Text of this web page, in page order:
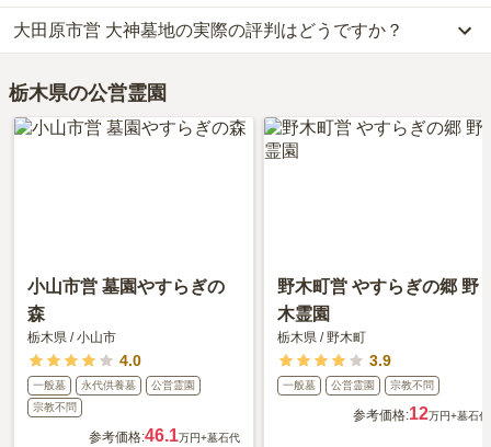
いただけます。
なお、大田原市営 大神墓地がある栃木県の相場は、一般墓が約29
万円（墓石代別途）です。
お墓は、価格が高いものがよい、安いものが悪い、という訳ではあ
りません。大切なのは、ご家族が心から納得し、安心してお参りで
きる場所を選ぶことです。
公共交通機関の場合、JR東北本線「野崎」から車で16分です。
車の場合、東北自動車道「矢板インター」から車で約20分です。
詳しいルートや地図は、本ページの「地図・交通アクセス」欄をご
確認ください。
大田原市営 大神墓地の実際の評判はどうですか？
大田原市営 大神墓地の口コミはまだ投稿されておりません。
口コミはあくまで一つの目安です。資料請求や現地見学を通して、
ご自身の目で雰囲気を確認してみることをおすすめします。
栃木県の公営霊園
小山市営 墓園やすらぎの
森
栃木県 /小山市
4.0
一般墓 永代供養墓
公営霊園
宗教不問
参考価格:46.1万円+墓石代
野木町営 やすらぎの郷 野
木霊園
栃木県 /野木町
3.9
一般墓 公営霊園 宗教不問
参考価格:12万円+墓石代